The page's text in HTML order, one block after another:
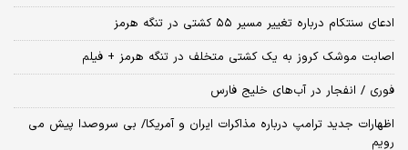
ادعای سنتکام درباره تغییر مسیر ۵۵ کشتی در تنگه هرمز
اصابت موشک کروز به یک کشتی متخلف در تنگه هرمز + فیلم
فوری / انفجار در آب‌های خلیج فارس
اظهارات جدید ترامپ درباره مذاکرات ایران و آمریکا/ بی سروصدا پیش می
رویم